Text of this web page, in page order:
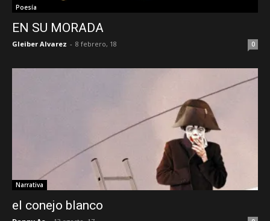
Poesía
EN SU MORADA
Gleiber Alvarez - 8 febrero, 18 0
Narrativa
el conejo blanco